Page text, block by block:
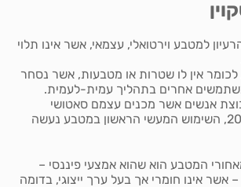
נולד הרעיון למטבע וירטואלי, עצמאי, אשר אינו תלוי
לכומר אין לו שטרות או מטבעות, אשר נסחר
משתמשים אחרים בתהליך עמית-לעמית.
אנשים אשר מכנים עצמם סאטושי
נקאמוטו בשנת 2008, השימוש המעשי הראשון במטבע נעשה
המטבע הוא שהוא אמצעי פיננסי –
אשר אינו חומרי אך בעל ערך ייצוגי, בדומה